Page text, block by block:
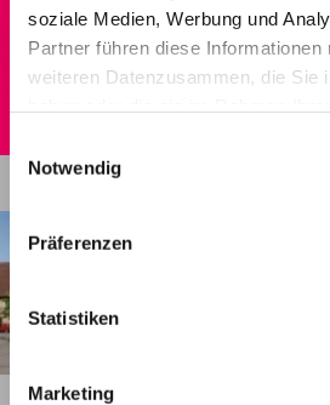
soziale Medien, Werbung und
Partner führen diese
weiteren Datenzusammen, die Sie
Impressum
Notwendig
Präferenzen
Statistiken
Marketing
Vaihingen an der Enz
Ausflugslokal
Ensingen